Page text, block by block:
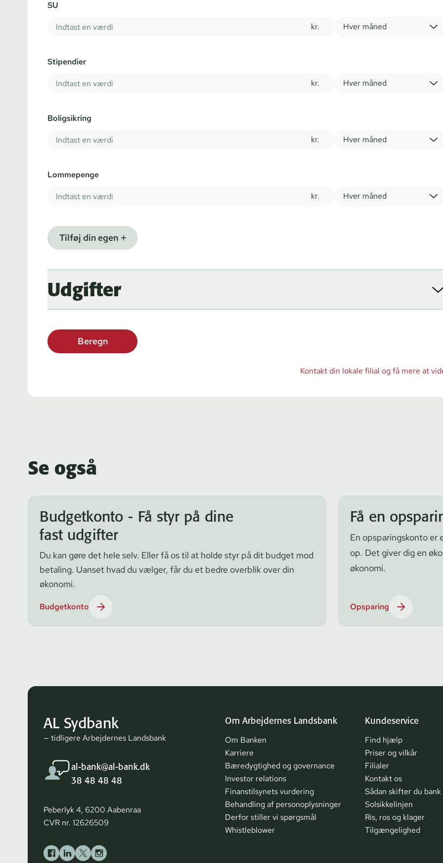
SU
kr. Hver måned
Stipendier
kr. Hver måned
Boligsikring
kr. Hver måned
Lommepenge
kr. Hver måned
Tilføj din egen
Udgifter
Beregn
Kontakt din lokale filial og få mere at
Se også
Budgetkonto - Få styr på dine
fast udgifter
Du kan gøre det hele selv. Eller få os til at holde styr på dit budget mod
betaling. Uanset hvad du vælger, får du et bedre overblik over din
økonomi.
Budgetkonto
Få en
En op­spa­rings­kon­to
op. Det giver dig en
økonomi.
Opsparing
AL Sydbank
— tidligere Arbejdernes Landsbank
al-bank@al-bank.dk
38 48 48 48
Peberlyk 4, 6200 Aabenraa
CVR nr. 12626509
Om Arbejdernes Landsbank
Om Banken
Karriere
Bæredygtighed og governance
Investor relations
Finanstilsynets vurdering
Behandling af personoplysninger
Derfor stiller vi spørgsmål
Whistleblower
Kundeservice
Find hjælp
Priser og vilkår
Filialer
Kontakt os
Sådan skifter du bank
Solsikkelinjen
Ris, ros og klager
Tilgængelighed